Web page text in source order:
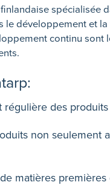
spécialisée
le développement et
continu sont
régulière des produits
non seulement
de matières